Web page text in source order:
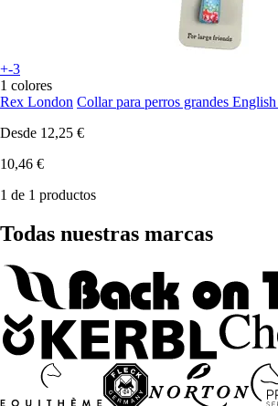
+-3
1 colores
Rex London Collar para perros grandes
Desde 12,25 €
10,46 €
1 de 1 productos
Todas nuestras marcas